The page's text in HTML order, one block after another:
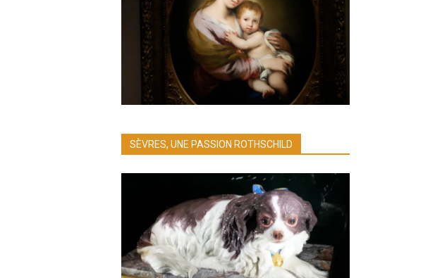
SÈVRES, UNE PASSION ROTHSCHILD